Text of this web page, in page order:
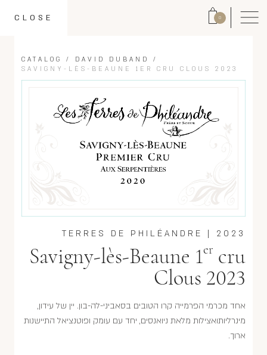
0
CLOSE
CATALOG / DAVID DUBAND
/
SAVIGNY-LÈS-BEAUNE 1ER CRU CLOUS 2023
2023
TERRES DE PHILÉANDRE
Savigny-lès-Beaune 1er cru
Clous 2023
אחד מכרמי הפרמייה קרו הטובים בסאביני-לה-בון. יין של עידון,
מינרליותואצילות מלאת ניואנסים, יחד עם עומק ופוטנציאל התיישנות
ארוך.